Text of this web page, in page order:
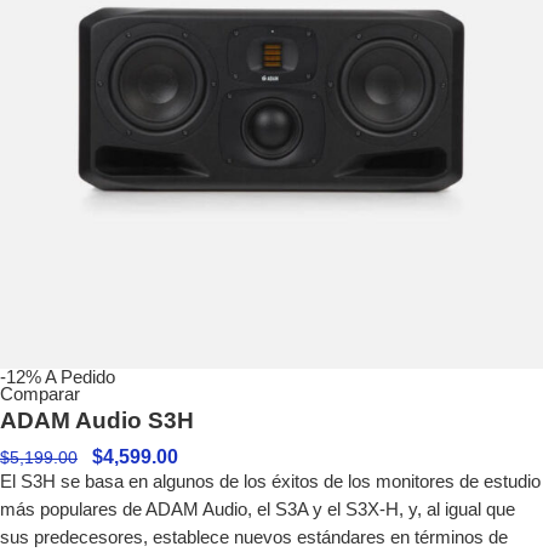
-12%A Pedido
Comparar
ADAM Audio S3H
$5,199.00 $4,599.00
El S3H se basa en algunos de los éxitos de los monitores de estudio
más populares de ADAM Audio, el S3A y el S3X-H, y, al igual que
sus predecesores, establece nuevos estándares en términos de